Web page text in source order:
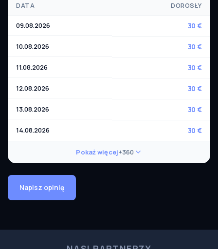
DATA DOROSŁY
09.08.2026 30 €
10.08.2026 30 €
11.08.2026 30 €
12.08.2026 30 €
13.08.2026 30 €
14.08.2026 30 €
Pokaż więcej+360
Napisz opinię